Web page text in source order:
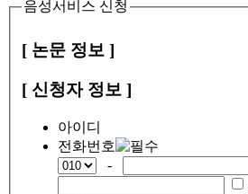
음성서비스 신청
[ 논문 정보 ]
[ 신청자 정보 ]
아이디
전화번호
-